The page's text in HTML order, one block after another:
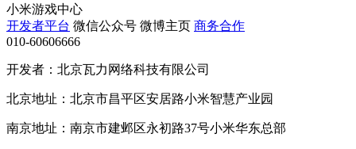
小米游戏中心
开发者平台 微信公众号 微博主页 商务合作
010-60606666
开发者：北京瓦力网络科技有限公司
北京地址：北京市昌平区安居路小米智慧产业园
南京地址：南京市建邺区永初路37号小米华东总部